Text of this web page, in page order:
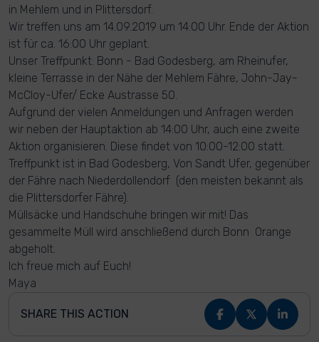
in Mehlem und in Plittersdorf.
Wir treffen uns am 14.09.2019 um 14:00 Uhr. Ende der Aktion
ist für ca. 16:00 Uhr geplant.
Unser Treffpunkt: Bonn - Bad Godesberg, am Rheinufer,
kleine Terrasse in der Nähe der Mehlem Fähre, John-Jay-
McCloy-Ufer/ Ecke Austrasse 50.
Aufgrund der vielen Anmeldungen und Anfragen werden
wir neben der Hauptaktion ab 14:00 Uhr, auch eine zweite
Aktion organisieren. Diese findet von 10:00-12:00 statt.
Treffpunkt ist in Bad Godesberg, Von Sandt Ufer, gegenüber
der Fähre nach Niederdollendorf (den meisten bekannt als
die Plittersdorfer Fähre).
Müllsäcke und Handschuhe bringen wir mit! Das
gesammelte Müll wird anschließend durch Bonn Orange
abgeholt.
Ich freue mich auf Euch!
Maya
SHARE THIS ACTION